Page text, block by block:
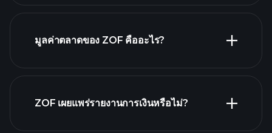
มูลค่าตลาดของ ZOF คืออะไร?
ZOF เผยแพร่รายงานการเงินหรือไม่?